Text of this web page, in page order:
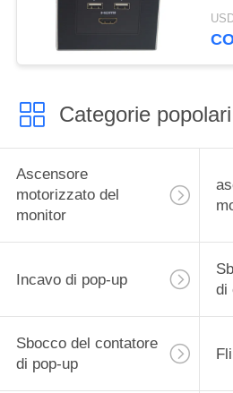
Categorie popolari
Ascensore
motorizzato del
monitor
Incavo di pop-up
di
Sbocco del contatore
di pop-up